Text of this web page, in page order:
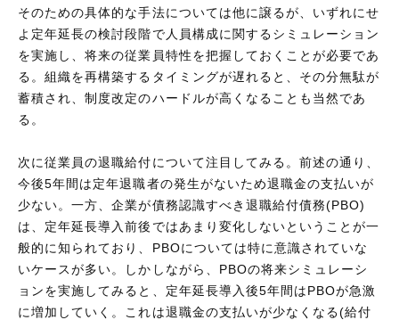
そのための具体的な手法については他に譲るが、いずれにせ
よ定年延長の検討段階で人員構成に関するシミュレーション
を実施し、将来の従業員特性を把握しておくことが必要であ
る。組織を再構築するタイミングが遅れると、その分無駄が
蓄積され、制度改定のハードルが高くなることも当然であ
る。
次に従業員の退職給付について注目してみる。前述の通り、
今後5年間は定年退職者の発生がないため退職金の支払いが
少ない。一方、企業が債務認識すべき退職給付債務(PBO)
は、定年延長導入前後ではあまり変化しないということが一
般的に知られており、PBOについては特に意識されていな
いケースが多い。しかしながら、PBOの将来シミュレーシ
ョンを実施してみると、定年延長導入後5年間はPBOが急激
に増加していく。これは退職金の支払いが少なくなる(給付